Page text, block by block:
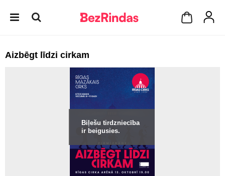
Aizbēgt līdzi cirkam
Biļešu tirdzniecība
ir beigusies.